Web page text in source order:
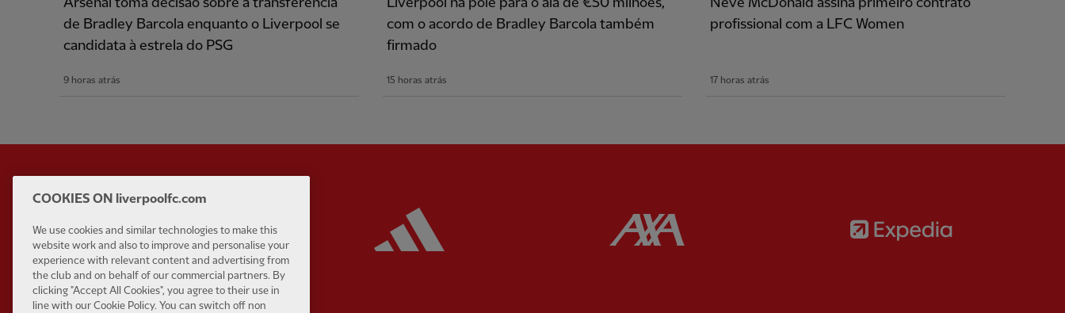
de Bradley Barcola enquanto o Liverpool se
candidata à estrela do PSG
9 horas atrás
com o acordo de Bradley Barcola também
firmado
15 horas atrás
profissional com a LFC Women
17 horas atrás
COOKIES ON liverpoolfc.com
We use cookies and similar technologies to make this
website work and also to improve and personalise your
experience with relevant content and advertising from
the club and on behalf of our commercial partners. By
clicking "Accept All Cookies", you agree to their use in
line with our Cookie Policy. You can switch off non